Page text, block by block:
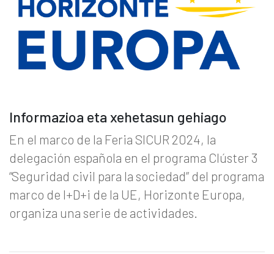
Informazioa eta xehetasun gehiago
En el marco de la Feria SICUR 2024, la
delegación española en el programa Clúster 3
“Seguridad civil para la sociedad” del programa
marco de I+D+i de la UE, Horizonte Europa,
organiza una serie de actividades.